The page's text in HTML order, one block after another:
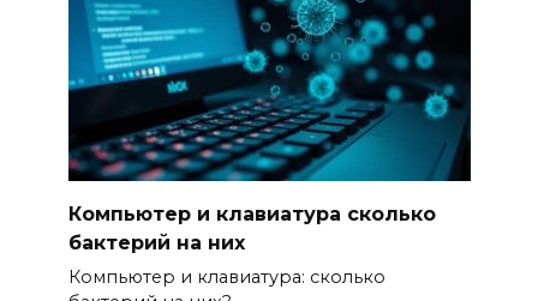
Компьютер и клавиатура сколько
бактерий на них
Компьютер и клавиатура: сколько